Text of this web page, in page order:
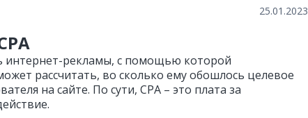
25.01.2023
интернет-рекламы, с помощью которой
рассчитать, во сколько ему обошлось целевое
на сайте. По сути, CPA – это плата за